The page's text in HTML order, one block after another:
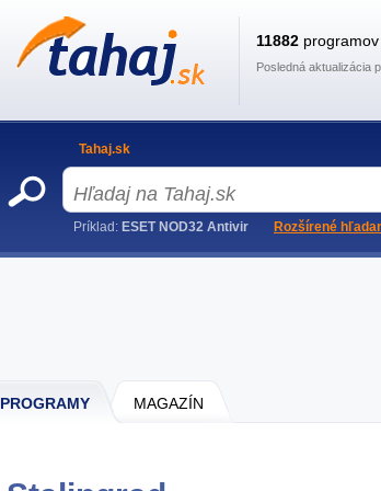
PROGRAMY MAGAZÍN
11882
Posledná aktualizácia
Tahaj.sk
Príklad: ESET NOD32 Antivir Rozšírené